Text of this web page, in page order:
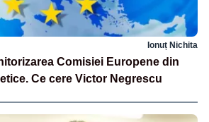
Ionuț Nichita
Comisiei Europene din
Ce cere Victor Negrescu